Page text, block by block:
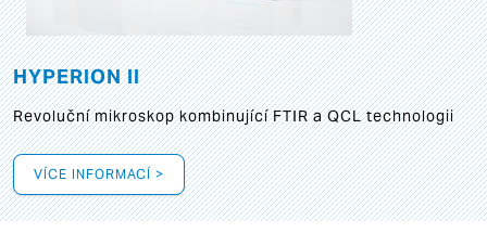
HYPERION II
Revoluční mikroskop kombinující FTIR a QCL technologii
VÍCE INFORMACÍ >